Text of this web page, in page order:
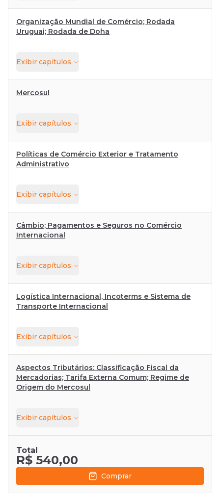
Organização Mundial de Comércio; Rodada
Uruguai; Rodada de Doha
Exibir capítulos
Mercosul
Exibir capítulos
Políticas de Comércio Exterior e Tratamento
Administrativo
Exibir capítulos
Câmbio; Pagamentos e Seguros no Comércio
Internacional
Exibir capítulos
Logística Internacional, Incoterms e Sistema de
Transporte Internacional
Exibir capítulos
Aspectos Tributários: Classificação Fiscal da
Mercadorias; Tarifa Externa Comum; Regime de
Origem do Mercosul
Exibir capítulos
Total
R$ 540,00
Comprar